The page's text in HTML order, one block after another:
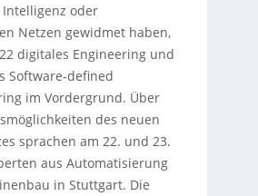
oder
Netzen gewidmet haben,
digitales Engineering und
Software-defined
im Vordergrund. Über
des neuen
sprachen am 22. und 23.
aus Automatisierung
in Stuttgart. Die